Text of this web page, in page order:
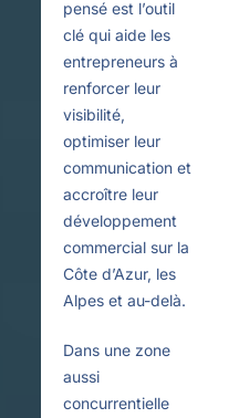
pensé est l’outil
clé qui aide les
entrepreneurs à
renforcer leur
visibilité,
optimiser leur
communication et
accroître leur
développement
commercial sur la
Côte d’Azur, les
Alpes et au-delà.
Dans une zone
aussi
concurrentielle